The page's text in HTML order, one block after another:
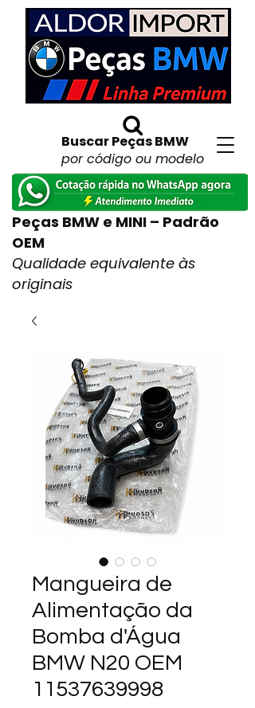
Buscar Peças BMW
por código ou modelo
Peças BMW e MINI – Padrão
OEM
Qualidade equivalente às
originais
Mangueira de
Alimentação da
Bomba d'Água
BMW N20 OEM
11537639998